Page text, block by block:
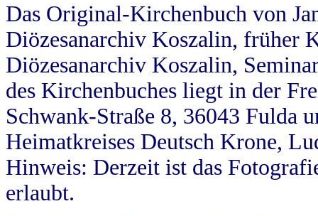
Das Original-Kirchenbuch von
Diözesanarchiv Koszalin, früher
Diözesanarchiv Koszalin,
des Kirchenbuches liegt in der
Schwank-Straße 8, 36043 Fulda
Heimatkreises Deutsch Krone,
Hinweis: Derzeit ist das
erlaubt.